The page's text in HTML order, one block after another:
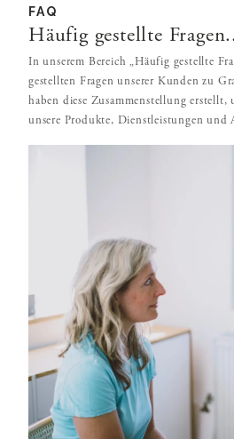
FAQ
Häufig gestellte
In unserem Bereich „Häufig gestellte
gestellten Fragen unserer Kunden zu
haben diese Zusammenstellung
unsere Produkte, Dienstleistungen und